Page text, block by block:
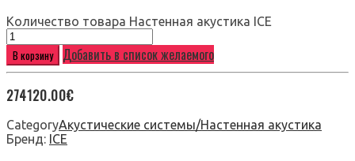
Количество товара Настенная акустика ICE
В корзину Добавить в список желаемого
274120.00€
CategoryАкустические системы/Настенная акустика
Бренд: ICE